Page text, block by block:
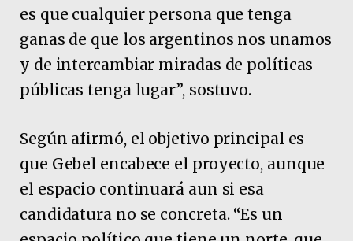
es que cualquier persona que tenga
ganas de que los argentinos nos unamos
y de intercambiar miradas de políticas
públicas tenga lugar”, sostuvo.
Según afirmó, el objetivo principal es
que Gebel encabece el proyecto, aunque
el espacio continuará aun si esa
candidatura no se concreta. “Es un